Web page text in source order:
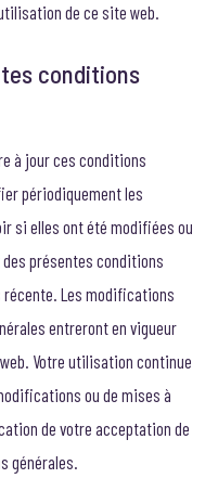
de ce site web.
conditions
à jour ces conditions
périodiquement les
si elles ont été modifiées ou
présentes conditions
récente. Les modifications
entreront en vigueur
Votre utilisation continue
ou de mises à
de votre acceptation de
générales.